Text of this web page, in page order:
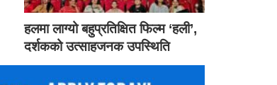
हलमा लाग्यो बहुप्रतिक्षित फिल्म ‘हली’,
दर्शकको उत्साहजनक उपस्थिति